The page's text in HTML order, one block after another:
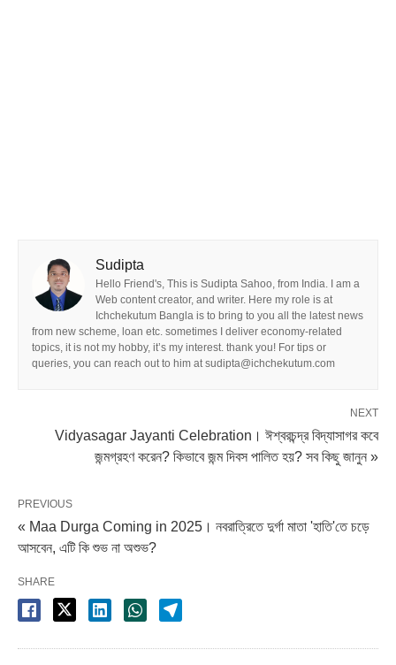
Sudipta
Hello Friend's, This is Sudipta Sahoo, from India. I am a
Web content creator, and writer. Here my role is at
Ichchekutum Bangla is to bring to you all the latest news
from new scheme, loan etc. sometimes I deliver economy-related
topics, it is not my hobby, it’s my interest. thank you! For tips or
queries, you can reach out to him at sudipta@ichchekutum.com
NEXT
Vidyasagar Jayanti Celebration। ঈশ্বরচন্দ্র বিদ্যাসাগর কবে
জন্মগ্রহণ করেন? কিভাবে জন্ম দিবস পালিত হয়? সব কিছু জানুন »
PREVIOUS
« Maa Durga Coming in 2025। নবরাত্রিতে দুর্গা মাতা 'হাতি'তে চড়ে
আসবেন, এটি কি শুভ না অশুভ?
SHARE